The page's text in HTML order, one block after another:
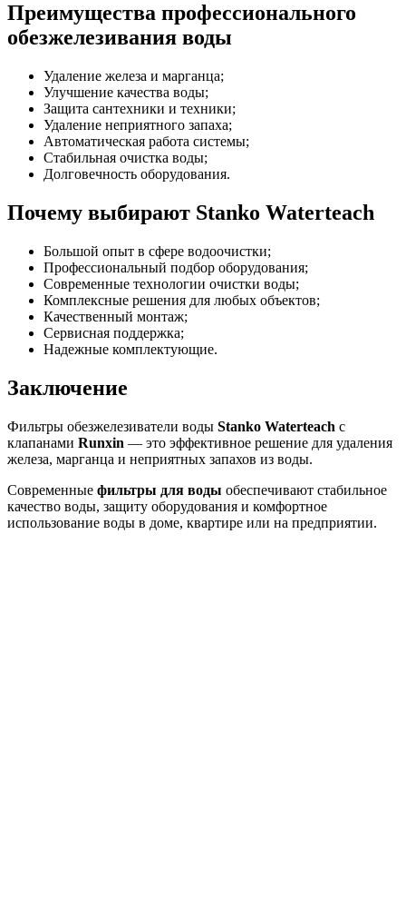
Преимущества профессионального
обезжелезивания воды
Удаление железа и марганца;
Улучшение качества воды;
Защита сантехники и техники;
Удаление неприятного запаха;
Автоматическая работа системы;
Стабильная очистка воды;
Долговечность оборудования.
Почему выбирают Stanko Waterteach
Большой опыт в сфере водоочистки;
Профессиональный подбор оборудования;
Современные технологии очистки воды;
Комплексные решения для любых объектов;
Качественный монтаж;
Сервисная поддержка;
Надежные комплектующие.
Заключение
Фильтры обезжелезиватели воды Stanko Waterteach с
клапанами Runxin — это эффективное решение для удаления
железа, марганца и неприятных запахов из воды.
Современные фильтры для воды обеспечивают стабильное
качество воды, защиту оборудования и комфортное
использование воды в доме, квартире или на предприятии.